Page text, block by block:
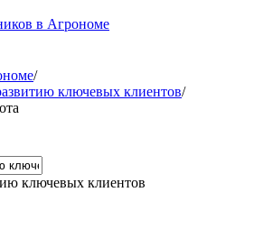
в Агрономе
/
ключевых клиентов/
ключевых клиентов